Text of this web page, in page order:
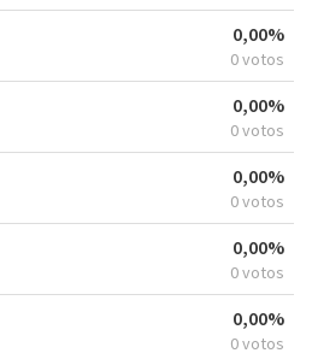
0,00%
0 votos
0,00%
0 votos
0,00%
0 votos
0,00%
0 votos
0,00%
0 votos